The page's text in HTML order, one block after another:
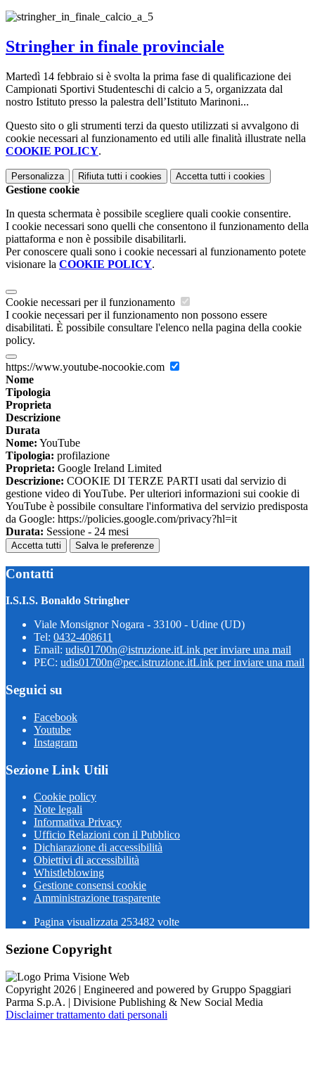
Stringher in finale provinciale
Martedì 14 febbraio si è svolta la prima fase di qualificazione dei
Campionati Sportivi Studenteschi di calcio a 5, organizzata dal
nostro Istituto presso la palestra dell’Istituto Marinoni...
Questo sito o gli strumenti terzi da questo utilizzati si avvalgono di
cookie necessari al funzionamento ed utili alle finalità illustrate nella
COOKIE POLICY.
Personalizza Rifiuta tutti i cookies Accetta tutti i cookies
Gestione cookie
In questa schermata è possibile scegliere quali cookie consentire.
I cookie necessari sono quelli che consentono il funzionamento della
piattaforma e non è possibile disabilitarli.
Per conoscere quali sono i cookie necessari al funzionamento potete
visionare la COOKIE POLICY.
Cookie necessari per il funzionamento
I cookie necessari per il funzionamento non possono essere
disabilitati. È possibile consultare l'elenco nella pagina della cookie
policy.
https://www.youtube-nocookie.com
Nome
Tipologia
Proprieta
Descrizione
Durata
Nome: YouTube
Tipologia: profilazione
Proprieta: Google Ireland Limited
Descrizione: COOKIE DI TERZE PARTI usati dal servizio di
gestione video di YouTube. Per ulteriori informazioni sui cookie di
YouTube è possibile consultare l'informativa del servizio predisposta
da Google: https://policies.google.com/privacy?hl=it
Durata: Sessione - 24 mesi
Accetta tutti Salva le preferenze
Contatti
I.S.I.S. Bonaldo Stringher
Viale Monsignor Nogara - 33100 - Udine (UD)
Tel: 0432-408611
Email: udis01700n@istruzione.itLink per inviare una mail
PEC: udis01700n@pec.istruzione.itLink per inviare una mail
Seguici su
Facebook
Youtube
Instagram
Sezione Link Utili
Cookie policy
Note legali
Informativa Privacy
Ufficio Relazioni con il Pubblico
Dichiarazione di accessibilità
Obiettivi di accessibilità
Whistleblowing
Gestione consensi cookie
Amministrazione trasparente
Pagina visualizzata 253482 volte
Sezione Copyright
Copyright 2026 | Engineered and powered by Gruppo Spaggiari
Parma S.p.A. | Divisione Publishing & New Social Media
Disclaimer trattamento dati personali